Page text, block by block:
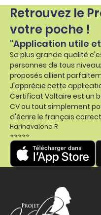
Retrouvez le
votre poche !
"Application utile
Sa plus grande qualité
personnes de tous
proposés allient
J'apprécie cette
Certificat Voltaire est un
CV ou tout simplement
d'écrire le français
Harinavalona R
⭐⭐⭐⭐⭐